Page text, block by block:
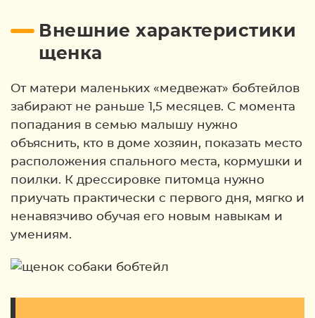
Внешние характеристики
щенка
От матери маленьких «медвежат» бобтейлов
забирают не раньше 1,5 месяцев. С момента
попадания в семью малышу нужно
объяснить, кто в доме хозяин, показать место
расположения спального места, кормушки и
поилки. К дрессировке питомца нужно
приучать практически с первого дня, мягко и
ненавязчиво обучая его новым навыкам и
умениям.